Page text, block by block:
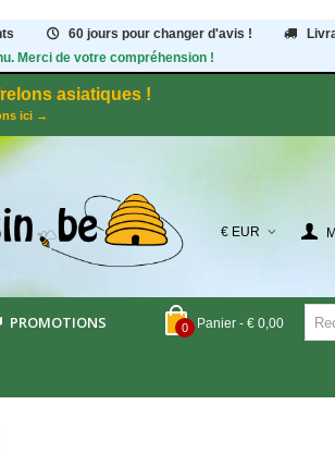
60 jours pour changer d'avis !
Merci de votre compréhension !
asiatiques !
ici →
€ EUR
0 Panier - € 0,00
PROMOTIONS